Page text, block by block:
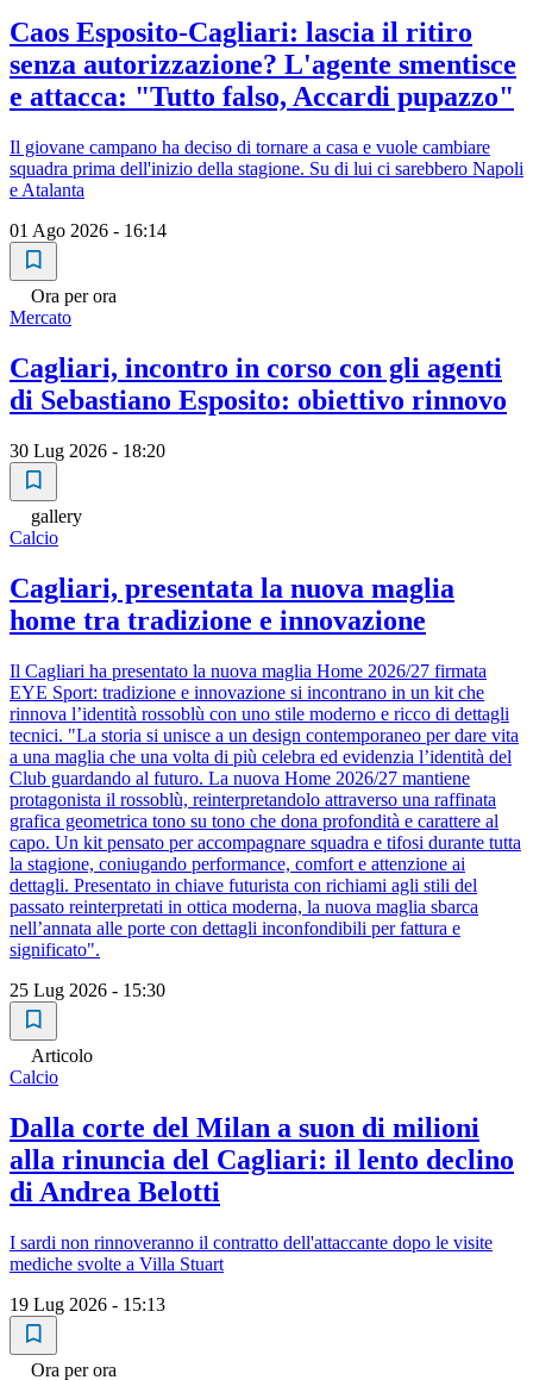
Caos Esposito-Cagliari: lascia il ritiro
senza autorizzazione? L'agente smentisce
e attacca: "Tutto falso, Accardi pupazzo"
Il giovane campano ha deciso di tornare a casa e vuole cambiare
squadra prima dell'inizio della stagione. Su di lui ci sarebbero Napoli
e Atalanta
01 Ago 2026 - 16:14
Ora per ora
Mercato
Cagliari, incontro in corso con gli agenti
di Sebastiano Esposito: obiettivo rinnovo
30 Lug 2026 - 18:20
gallery
Calcio
Cagliari, presentata la nuova maglia
home tra tradizione e innovazione
Il Cagliari ha presentato la nuova maglia Home 2026/27 firmata
EYE Sport: tradizione e innovazione si incontrano in un kit che
rinnova l’identità rossoblù con uno stile moderno e ricco di dettagli
tecnici. "La storia si unisce a un design contemporaneo per dare vita
a una maglia che una volta di più celebra ed evidenzia l’identità del
Club guardando al futuro. La nuova Home 2026/27 mantiene
protagonista il rossoblù, reinterpretandolo attraverso una raffinata
grafica geometrica tono su tono che dona profondità e carattere al
capo. Un kit pensato per accompagnare squadra e tifosi durante tutta
la stagione, coniugando performance, comfort e attenzione ai
dettagli. Presentato in chiave futurista con richiami agli stili del
passato reinterpretati in ottica moderna, la nuova maglia sbarca
nell’annata alle porte con dettagli inconfondibili per fattura e
significato".
25 Lug 2026 - 15:30
Articolo
Calcio
Dalla corte del Milan a suon di milioni
alla rinuncia del Cagliari: il lento declino
di Andrea Belotti
I sardi non rinnoveranno il contratto dell'attaccante dopo le visite
mediche svolte a Villa Stuart
19 Lug 2026 - 15:13
Ora per ora